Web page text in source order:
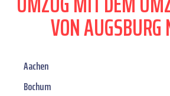
VON AUGSBURG
Aachen
Bochum